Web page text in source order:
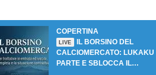
COPERTINA
LIVE
IL BORSINO DEL
CALCIOMERCATO: LUKAKU
PARTE E SBLOCCA IL